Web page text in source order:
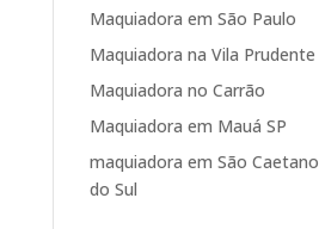
Maquiadora em São Paulo
Maquiadora na Vila Prudente
Maquiadora no Carrão
Maquiadora em Mauá SP
maquiadora em São Caetano
do Sul